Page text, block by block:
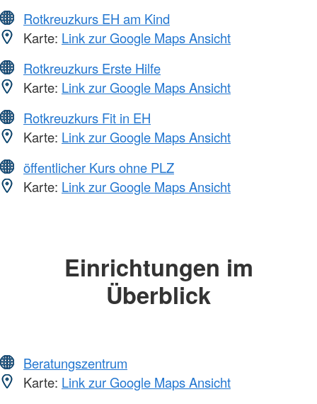
Rotkreuzkurs EH am Kind
Karte: Link zur Google Maps Ansicht
Rotkreuzkurs Erste Hilfe
Karte: Link zur Google Maps Ansicht
Rotkreuzkurs Fit in EH
Karte: Link zur Google Maps Ansicht
öffentlicher Kurs ohne PLZ
Karte: Link zur Google Maps Ansicht
Einrichtungen im
Überblick
Beratungszentrum
Karte: Link zur Google Maps Ansicht